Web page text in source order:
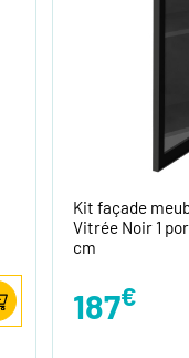
Kit façade
Vitrée Noir 1
cm
187€